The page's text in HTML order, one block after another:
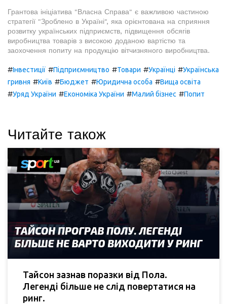
Грантова ініціатива "Власна Справа" є важливою частиною
стратегії "Зроблено в Україні", яка орієнтована на сприяння
розвитку українських підприємств, підвищення обсягів
виробництва товарів з високою доданою вартістю та
заохочення попиту на продукцію вітчизняного виробництва.
#Інвестиції #Підприємництво #Товари #Українці #Українська
гривня #Київ #Бюджет #Юридична особа #Вища освіта
#Уряд України #Економіка України #Малий бізнес #Попит
Читайте також
Тайсон зазнав поразки від Пола.
Легенді більше не слід повертатися на
ринг.